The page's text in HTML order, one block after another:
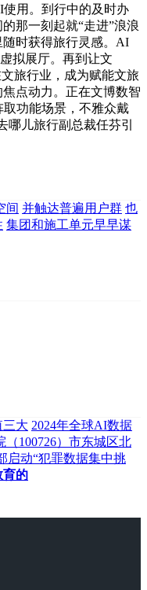
用。到行中的及时办
那一刻起就“走进”浪浪
时获得旅行灵感。AI
拟展厅。再到让文
旅行业，成为赋能文旅
点动力。正在文博数智
功能场景，不雅众戴
哪儿旅行副总裁任芬引
间 并触达普遍用户群 也
集团和施工单元早早谋
大 2024年全球AI数据
（100726）市东城区北
启动“犯罪数据集中挑
育的